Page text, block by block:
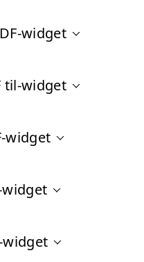
widget
til-widget
widget
widget
widget